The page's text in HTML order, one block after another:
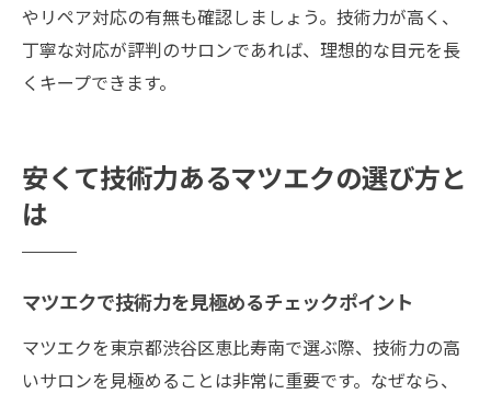
やリペア対応の有無も確認しましょう。技術力が高く、
丁寧な対応が評判のサロンであれば、理想的な目元を長
くキープできます。
安くて技術力あるマツエクの選び方と
は
マツエクで技術力を見極めるチェックポイント
マツエクを東京都渋谷区恵比寿南で選ぶ際、技術力の高
いサロンを見極めることは非常に重要です。なぜなら、